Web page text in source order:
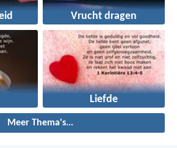
Vrucht dragen
Liefde
Meer Thema's...